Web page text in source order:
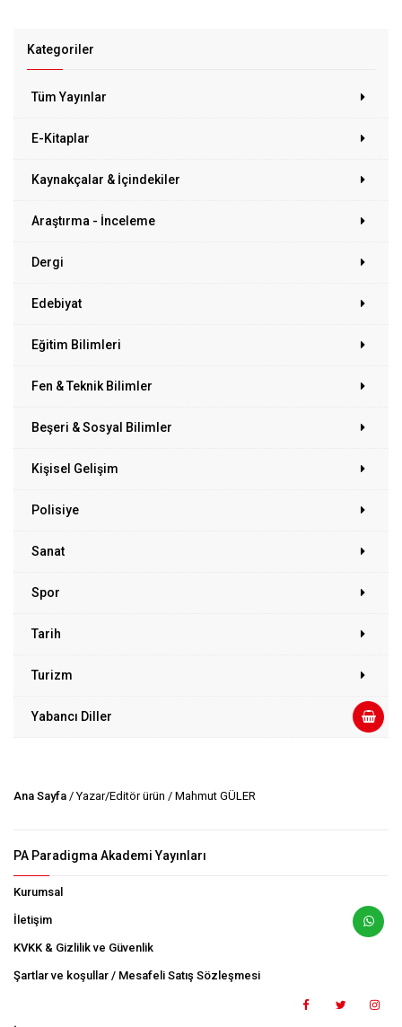
Kategoriler
Tüm Yayınlar
E-Kitaplar
Kaynakçalar & İçindekiler
Araştırma - İnceleme
Dergi
Edebiyat
Eğitim Bilimleri
Fen & Teknik Bilimler
Beşeri & Sosyal Bilimler
Kişisel Gelişim
Polisiye
Sanat
Spor
Tarih
Turizm
Yabancı Diller
Ana Sayfa / Yazar/Editör ürün / Mahmut GÜLER
PA Paradigma Akademi Yayınları
Kurumsal
İletişim
KVKK & Gizlilik ve Güvenlik
Şartlar ve koşullar / Mesafeli Satış Sözleşmesi